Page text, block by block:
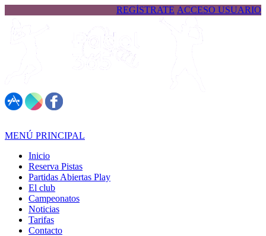
REGÍSTRATE ACCESO USUARIO
MENÚ PRINCIPAL
Inicio
Reserva Pistas
Partidas Abiertas Play
El club
Campeonatos
Noticias
Tarifas
Contacto